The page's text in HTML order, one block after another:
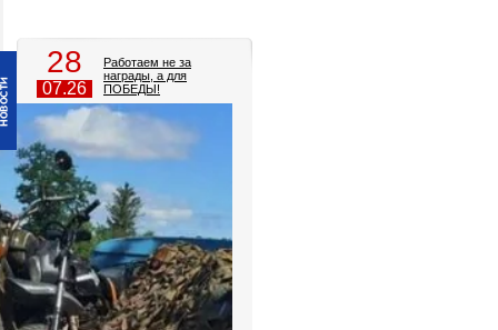
28
07.26
Работаем не за
награды, а для
ПОБЕДЫ!